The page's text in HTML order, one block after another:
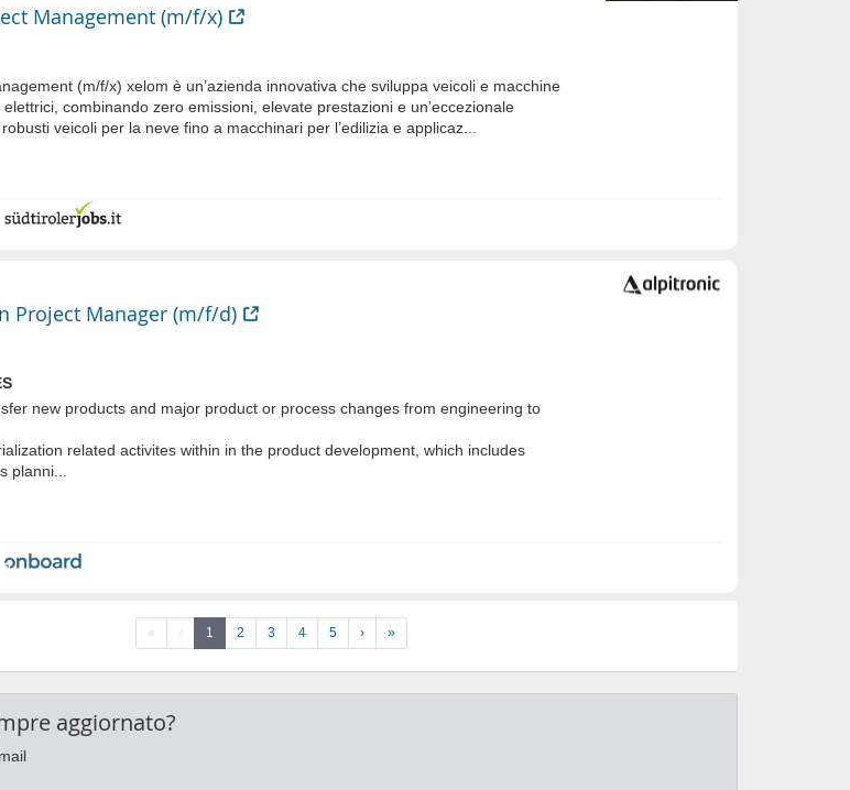
Management (m/f/x)
(m/f/x) xelom è un’azienda innovativa che sviluppa veicoli e macchine
combinando zero emissioni, elevate prestazioni e un’eccezionale
veicoli per la neve fino a macchinari per l’edilizia e applicaz...
Project Manager (m/f/d)
new products and major product or process changes from engineering to
related activites within in the product development, which includes
planni...
« ‹ 1 2 3 4 5 › »
aggiornato?